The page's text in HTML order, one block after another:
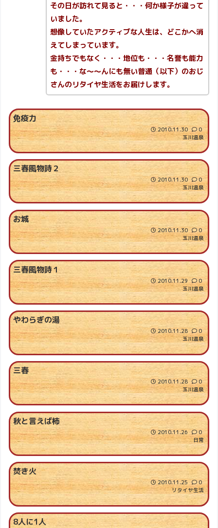
その日が訪れて見ると・・・何か様子が違って
いました。
想像していたアクティブな人生は、どこかへ消
えてしまっています。
金持ちでもなく・・・地位も・・・名誉も能力
も・・・な～～んにも無い普通（以下）のおじ
さんのリタイヤ生活をお届けします。
免疫力
2010.11.30
0
玉川温泉
三春風物詩２
2010.11.30
0
玉川温泉
お城
2010.11.30
0
玉川温泉
三春風物詩１
2010.11.29
0
玉川温泉
やわらぎの湯
2010.11.28
0
玉川温泉
三春
2010.11.28
0
玉川温泉
秋と言えば柿
2010.11.26
0
日常
焚き火
2010.11.25
0
リタイヤ生活
8人に1人